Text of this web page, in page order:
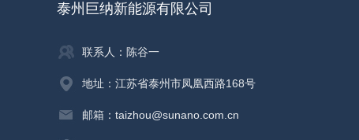
泰州巨纳新能源有限公司
联系人：陈谷一
地址：江苏省泰州市凤凰西路168号
邮箱：taizhou@sunano.com.cn